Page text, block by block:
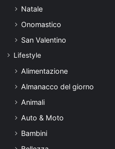
Natale
Onomastico
San Valentino
Lifestyle
Alimentazione
Almanacco del giorno
Animali
Auto & Moto
Bambini